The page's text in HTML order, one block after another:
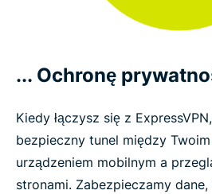
... Ochronę
Kiedy łączysz się z
bezpieczny tunel między
urządzeniem mobilnym a
stronami. Zabezpieczamy dane,